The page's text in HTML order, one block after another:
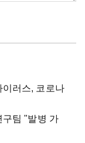
이러스, 코로나
구팀 "발병 가